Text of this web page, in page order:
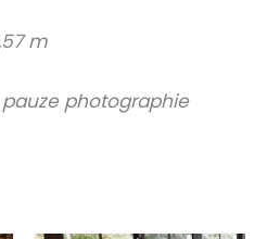
m
photographie